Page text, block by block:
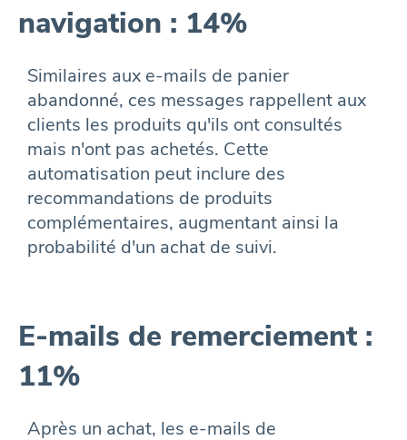
navigation : 14%
Similaires aux e-mails de panier
abandonné, ces messages rappellent aux
clients les produits qu'ils ont consultés
mais n'ont pas achetés. Cette
automatisation peut inclure des
recommandations de produits
complémentaires, augmentant ainsi la
probabilité d'un achat de suivi.
E-mails de remerciement :
11%
Après un achat, les e-mails de